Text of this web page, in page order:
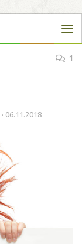
1
· 06.11.2018